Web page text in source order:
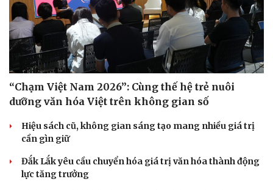
Văn hóa
Sân khấu - Điện ảnh
Giải trí
“Chạm Việt Nam 2026”: Cùng thế hệ trẻ nuôi
dưỡng văn hóa Việt trên không gian số
Hiệu sách cũ, không gian sáng tạo mang nhiều giá trị
cần gìn giữ
Đắk Lắk yêu cầu chuyển hóa giá trị văn hóa thành động
lực tăng trưởng